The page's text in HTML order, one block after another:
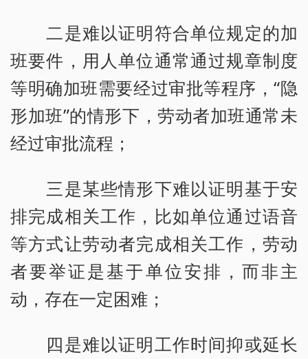
二是难以证明符合单位规定的加
班要件，用人单位通常通过规章制度
等明确加班需要经过审批等程序，“隐
形加班”的情形下，劳动者加班通常未
经过审批流程；
三是某些情形下难以证明基于安
排完成相关工作，比如单位通过语音
等方式让劳动者完成相关工作，劳动
者要举证是基于单位安排，而非主
动，存在一定困难；
四是难以证明工作时间抑或延长